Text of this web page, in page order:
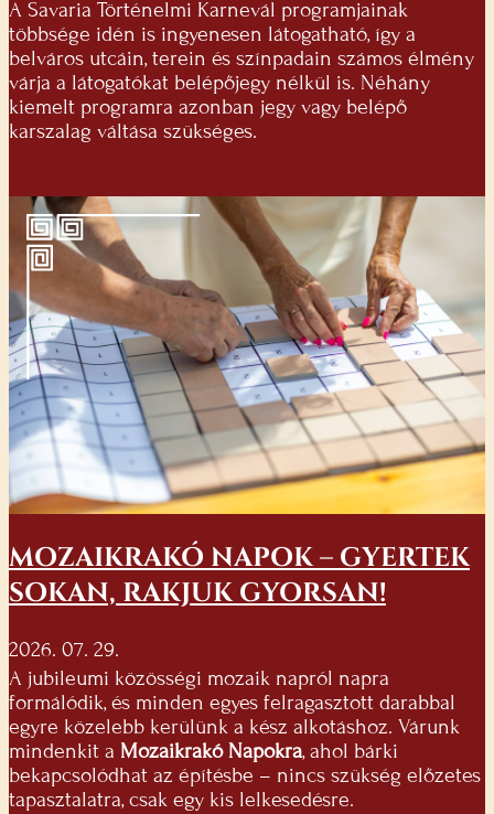
A Savaria Történelmi Karnevál programjainak
többsége idén is ingyenesen látogatható, így a
belváros utcáin, terein és színpadain számos élmény
várja a látogatókat belépőjegy nélkül is. Néhány
kiemelt programra azonban jegy vagy belépő
karszalag váltása szükséges.
MOZAIKRAKÓ NAPOK – GYERTEK
SOKAN, RAKJUK GYORSAN!
2026. 07. 29.
A jubileumi közösségi mozaik napról napra
formálódik, és minden egyes felragasztott darabbal
egyre közelebb kerülünk a kész alkotáshoz. Várunk
mindenkit a Mozaikrakó Napokra, ahol bárki
bekapcsolódhat az építésbe – nincs szükség előzetes
tapasztalatra, csak egy kis lelkesedésre.